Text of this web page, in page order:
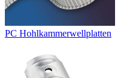
PC Hohlkammerwellplatten